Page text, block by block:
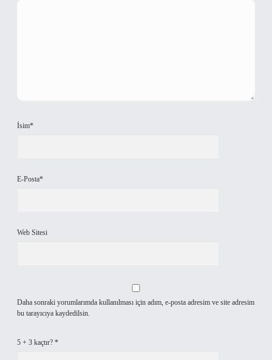
İsim*
E-Posta*
Web Sitesi
Daha sonraki yorumlarımda kullanılması için adım, e-posta adresim ve site adresim
bu tarayıcıya kaydedilsin.
5 + 3 kaçtır? *